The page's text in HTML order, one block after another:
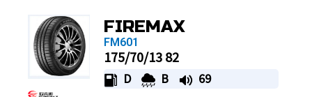
FIREMAX
FM601
175/70/13 82
D B 69